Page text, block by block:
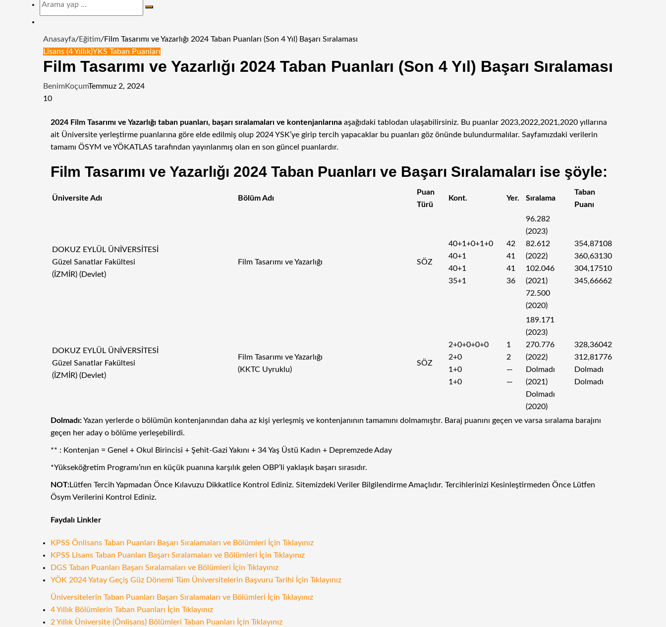
Arama
değiştir
Anasayfa/Eğitim/Film Tasarımı ve Yazarlığı 2024 Taban Puanları (Son 4 Yıl) Başarı Sıralaması
Lisans (4 Yıllık)YKS Taban Puanları
Film Tasarımı ve Yazarlığı 2024 Taban Puanları (Son 4 Yıl) Başarı Sıralaması
BenimKoçumTemmuz 2, 2024
10
Posta
paylaş
2024 Film Tasarımı ve Yazarlığı taban puanları, başarı sıralamaları ve kontenjanlarına aşağıdaki tablodan ulaşabilirsiniz. Bu puanlar 2023,2022,2021,2020 yıllarına
ait Üniversite yerleştirme puanlarına göre elde edilmiş olup 2024 YSK’ye girip tercih yapacaklar bu puanları göz önünde bulundurmalılar. Sayfamızdaki verilerin
tamamı ÖSYM ve YÖKATLAS tarafından yayınlanmış olan en son güncel puanlardır.
Film Tasarımı ve Yazarlığı 2024 Taban Puanları ve Başarı Sıralamaları ise şöyle:
Üniversite Adı Bölüm Adı
Puan
Türü
Kont. Yer. Sıralama
Taban
Puanı
DOKUZ EYLÜL ÜNİVERSİTESİ
Güzel Sanatlar Fakültesi
(İZMİR) (Devlet)
Film Tasarımı ve Yazarlığı SÖZ
40+1+0+1+0
40+1
40+1
35+1
42
41
41
36
96.282
(2023)
82.612
(2022)
102.046
(2021)
72.500
(2020)
354,87108
360,63130
304,17510
345,66662
DOKUZ EYLÜL ÜNİVERSİTESİ
Güzel Sanatlar Fakültesi
(İZMİR) (Devlet)
Film Tasarımı ve Yazarlığı
(KKTC Uyruklu)
SÖZ
2+0+0+0+0
2+0
1+0
1+0
1
2
—
—
189.171
(2023)
270.776
(2022)
Dolmadı
(2021)
Dolmadı
(2020)
328,36042
312,81776
Dolmadı
Dolmadı
Dolmadı:Yazan yerlerde o bölümün kontenjanından daha az kişi yerleşmiş ve kontenjanının tamamını dolmamıştır. Baraj puanını geçen ve varsa sıralama barajını
geçen her aday o bölüme yerleşebilirdi.
** : Kontenjan = Genel + Okul Birincisi + Şehit-Gazi Yakını + 34 Yaş Üstü Kadın + Depremzede Aday
*Yükseköğretim Programı’nın en küçük puanına karşılık gelen OBP’li yaklaşık başarı sırasıdır.
NOT:Lütfen Tercih Yapmadan Önce Kılavuzu Dikkatlice Kontrol Ediniz. Sitemizdeki Veriler Bilgilendirme Amaçlıdır. Tercihlerinizi Kesinleştirmeden Önce Lütfen
Ösym Verilerini Kontrol Ediniz.
Faydalı Linkler
KPSS Önlisans Taban Puanları Başarı Sıralamaları ve Bölümleri İçin Tıklayınız
KPSS Lisans Taban Puanları Başarı Sıralamaları ve Bölümleri İçin Tıklayınız
DGS Taban Puanları Başarı Sıralamaları ve Bölümleri İçin Tıklayınız
YÖK 2024 Yatay Geçiş Güz Dönemi Tüm Üniversitelerin Başvuru Tarihi İçin Tıklayınız
Üniversitelerin Taban Puanları Başarı Sıralamaları ve Bölümleri İçin Tıklayınız
4 Yıllık Bölümlerin Taban Puanları İçin Tıklayınız
2 Yıllık Üniversite (Önlisans) Bölümleri Taban Puanları İçin Tıklayınız